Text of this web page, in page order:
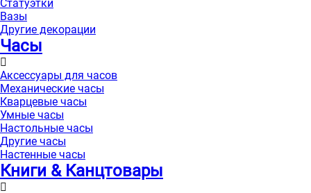
Статуэтки
Вазы
Другие декорации
Часы
Аксессуары для часов
Механические часы
Кварцевые часы
Умные часы
Настольные часы
Другие часы
Настенные часы
Книги & Канцтовары